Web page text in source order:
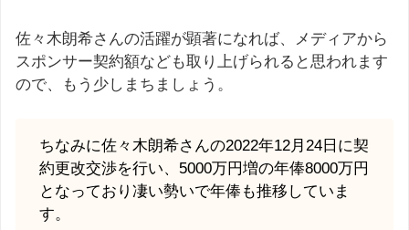
佐々木朗希さんの活躍が顕著になれば、メディアから
スポンサー契約額なども取り上げられると思われます
ので、もう少しまちましょう。
ちなみに佐々木朗希さんの2022年12月24日に契
約更改交渉を行い、5000万円増の年俸8000万円
となっており凄い勢いで年俸も推移していま
す。